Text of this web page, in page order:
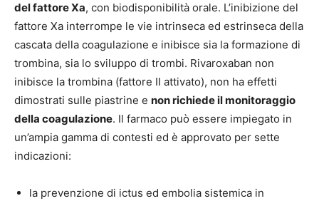
del fattore Xa, con biodisponibilità orale. L’inibizione del
fattore Xa interrompe le vie intrinseca ed estrinseca della
cascata della coagulazione e inibisce sia la formazione di
trombina, sia lo sviluppo di trombi. Rivaroxaban non
inibisce la trombina (fattore II attivato), non ha effetti
dimostrati sulle piastrine e non richiede il monitoraggio
della coagulazione. Il farmaco può essere impiegato in
un’ampia gamma di contesti ed è approvato per sette
indicazioni:
la prevenzione di ictus ed embolia sistemica in